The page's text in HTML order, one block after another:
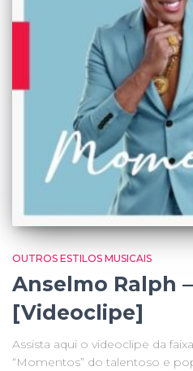
OUTROS ESTILOS MUSICAIS
Anselmo Ralph
[Videoclipe]
Assista aqui o videoclipe da
“Momentos” do talentoso e